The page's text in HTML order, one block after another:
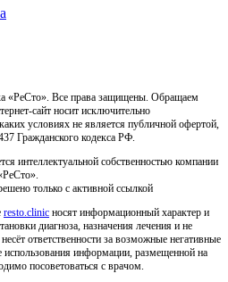
«РеСто». Все права защищены. Обращаем
сайт носит исключительно
условиях не является публичной офертой,
Гражданского кодекса РФ.
интеллектуальной собственностью компании
только с активной ссылкой
resto.clinic носят информационный характер и
диагноза, назначения лечения и не
ответственности за возможные негативные
использования информации, размещенной на
посоветоваться с врачом.